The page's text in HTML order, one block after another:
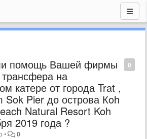
0
помощь Вашей фирмы
трансфера на
катере от города Trat ,
Sok Pier до острова Кoh
Natural Resort Koh
2019 года ?
• 0